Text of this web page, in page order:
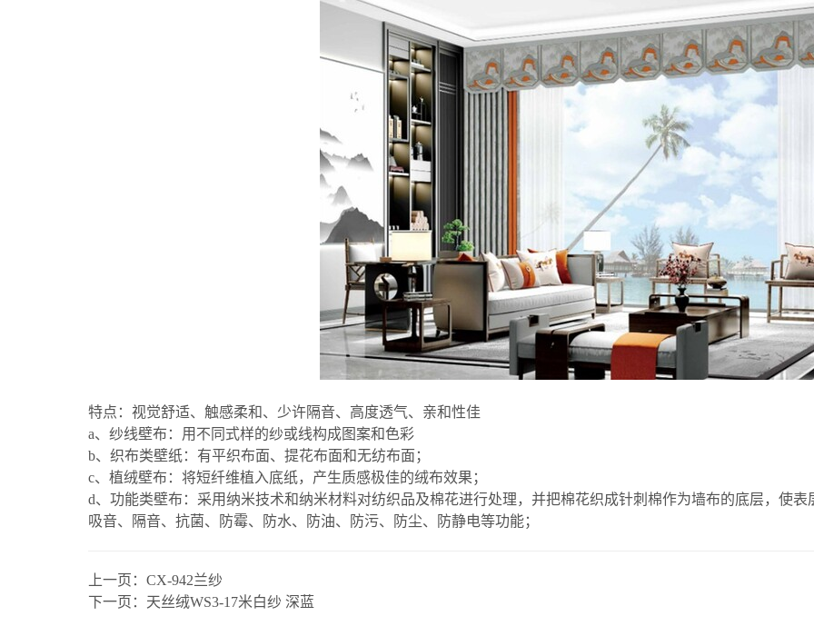
特点：视觉舒适、触感柔和、少许隔音、高度透气、亲和性佳
a、纱线壁布：用不同式样的纱或线构成图案和色彩
b、织布类壁纸：有平织布面、提花布面和无纺布面；
c、植绒壁布：将短纤维植入底纸，产生质感极佳的绒布效果；
d、功能类壁布：采用纳米技术和纳米材料对纺织品及棉花进行处理，并把棉花织成针刺棉作为墙布的底层，使
吸音、隔音、抗菌、防霉、防水、防油、防污、防尘、防静电等功能；
上一页： CX-942兰纱
下一页： 天丝绒WS3-17米白纱 深蓝